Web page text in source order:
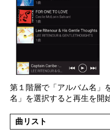
第１階層で「アルバム名」
名」を選択すると再生を開
曲リスト